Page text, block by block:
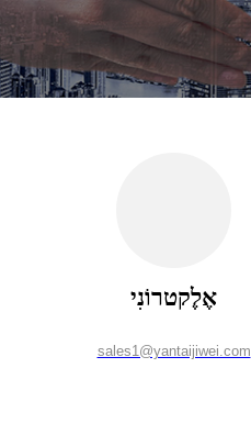
אֶלֶקטרוֹנִי
sales1@yantaijiwei.com